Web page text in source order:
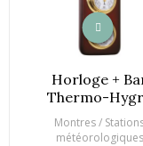
Horloge +
Thermo-
Montres /
météorologiques